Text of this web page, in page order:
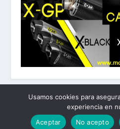
Elegant Themes|
Usamos cookies para
experiencia en
Aceptar
No acepto